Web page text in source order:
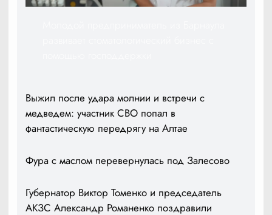
Выжил после удара молнии и встречи с
медведем: участник СВО попал в
фантастическую передрягу на Алтае
Фура с маслом перевернулась под Залесово
Губернатор Виктор Томенко и председатель
АКЗС Александр Романенко поздравили